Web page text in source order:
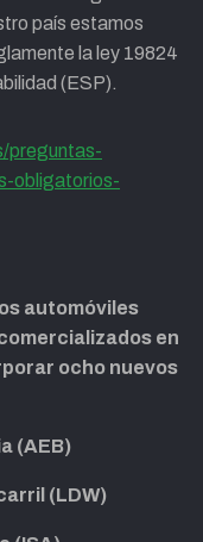
país estamos
la ley 19824
(ESP).
preguntas-
obligatorios-
automóviles
en
ocho nuevos
(AEB)
(LDW)